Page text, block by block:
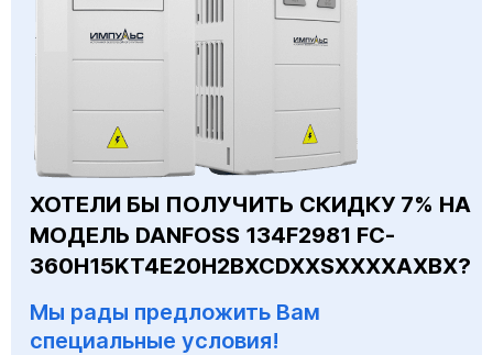
ХОТЕЛИ БЫ ПОЛУЧИТЬ СКИДКУ 7% НА
МОДЕЛЬ DANFOSS 134F2981 FC-
360H15KT4E20H2BXCDXXSXXXXAXBX?
Мы рады предложить Вам
специальные условия!